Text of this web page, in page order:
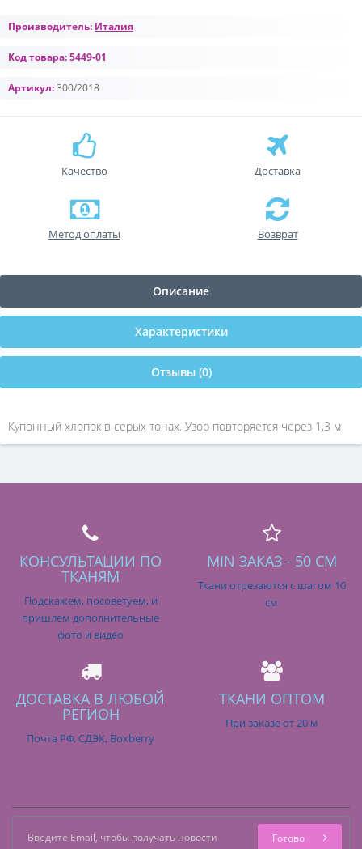
Производитель: Италия
Код товара:5449-01
Артикул:300/2018
Качество Доставка
Метод оплаты Возврат
Описание
Характеристики
Отзывы (0)
Купонный хлопок в серых тонах. Узор повторяется через 1,3 м
КОНСУЛЬТАЦИИ ПО
ТКАНЯМ
Подскажем, посоветуем, и
пришлем дополнительные
фото и видео
MIN ЗАКАЗ - 50 СМ
Ткани отрезаются с шагом 10
см
ДОСТАВКА В ЛЮБОЙ
РЕГИОН
Почта РФ, СДЭК, Boxberry
ТКАНИ ОПТОМ
При заказе от 20 м
Готово